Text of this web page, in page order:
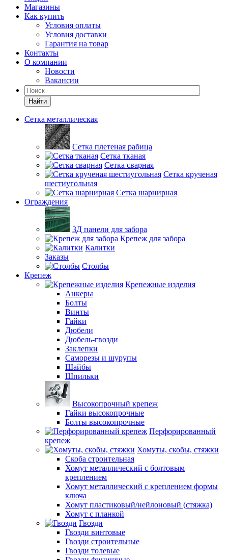
Магазины
Как купить
Условия оплаты
Условия доставки
Гарантия на товар
Контакты
О компании
Новости
Вакансии
Найти
Сетка металлическая
Сетка плетеная рабица
Сетка тканая
Сетка сварная
Сетка крученая
шестиугольная
Сетка шарнирная
Ограждения
3Д панели для забора
Крепеж для забора
Калитки
Заказы
Столбы
Крепеж
Крепежные изделия
Анкеры
Болты
Винты
Гайки
Дюбели
Дюбель-гвозди
Заклепки
Саморезы и шурупы
Шайбы
Шпильки
Высокопрочный крепеж
Гайки высокопрочные
Болты высокопрочные
Перфорированный
крепеж
Хомуты, скобы, стяжки
Скоба строительная
Хомут металлический с болтовым
креплением
Хомут металлический с креплением формы
ключа
Хомут пластиковый/нейлоновый (стяжка)
Хомут с планкой
Гвозди
Гвозди винтовые
Гвозди строительные
Гвозди толевые